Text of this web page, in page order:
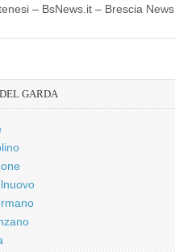
– BsNews.it – Brescia News
GARDA